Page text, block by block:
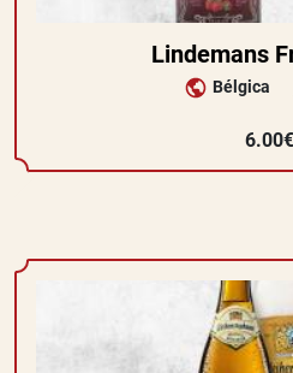
Lindemans
Bélgica
6.00€